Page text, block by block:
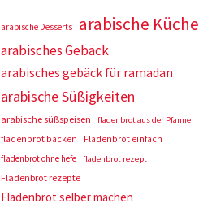
arabische Desserts arabische Küche
arabisches Gebäck
arabisches gebäck für ramadan
arabische Süßigkeiten
arabische süßspeisen fladenbrot aus der Pfanne
fladenbrot backen
Fladenbrot einfach
fladenbrot ohne hefe
fladenbrot rezept
Fladenbrot rezepte
Fladenbrot selber machen